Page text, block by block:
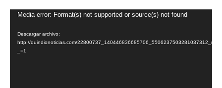
Reproductor
vídeo
Media error: Format(s) not supported or source(s) not found
Descargar archivo:
http://quindionoticias.com/
_=1